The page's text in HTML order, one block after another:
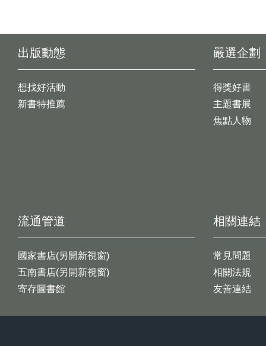
出版動態
想找好活動
新書特推薦
嚴選企劃
得獎好書
主題書展
焦點人物
流通管道
國家書店(另開新視窗)
五南書店(另開新視窗)
寄存圖書館
相關連結
常見問題
相關法規
友善連結